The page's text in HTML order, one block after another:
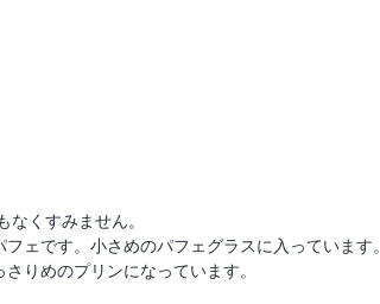
なくすみません。
ェです。小さめのパフェグラスに入っています。
りめのプリンになっています。